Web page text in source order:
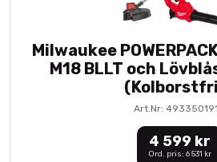
Milwaukee
M18 BLLT och
Art.Nr:
4 599 kr
Ord. pris: 6 531 kr